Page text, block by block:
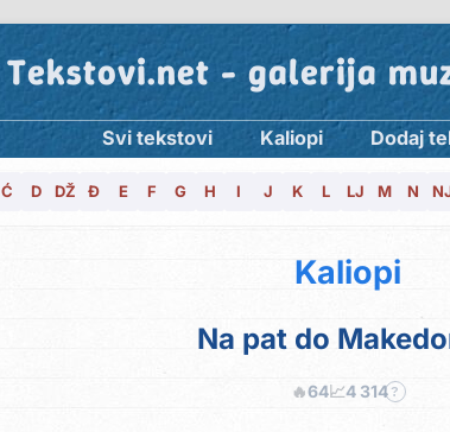
Tekstovi.net - galerija
Svi tekstovi Kaliopi Dodaj
Ć D DŽ Đ E F G H I J K L LJ M N
Kaliopi
Na pat do
🔥64📈4 314 ?